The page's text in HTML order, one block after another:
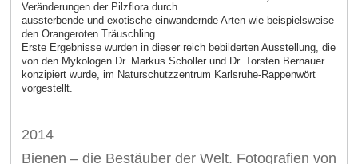
Veränderungen der Pilzflora durch
aussterbende und exotische ein­wandernde Arten wie beispielsweise
den Orangeroten Träuschling.
Erste Ergebnisse wurden in dieser reich bebilderten Ausstellung, die
von den Mykologen Dr. Markus Scholler und Dr. Torsten Bernauer
konzipiert wurde, im Naturschutz­zentrum Karlsruhe-Rappenwört
vorgestellt.
2014
Bienen – die Bestäuber der Welt. Fotografien von